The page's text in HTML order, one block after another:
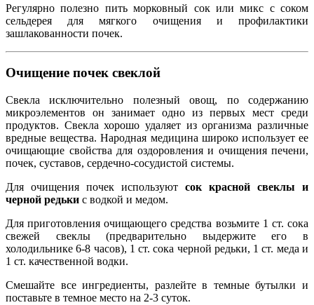
Регулярно полезно пить морковный сок или микс с соком
сельдерея для мягкого очищения и профилактики
зашлакованности почек.
Очищение почек свеклой
Свекла исключительно полезный овощ, по содержанию
микроэлементов он занимает одно из первых мест среди
продуктов. Свекла хорошо удаляет из организма различные
вредные вещества. Народная медицина широко использует ее
очищающие свойства для оздоровления и очищения печени,
почек, суставов, сердечно-сосудистой системы.
Для очищения почек используют сок красной свеклы и
черной редьки с водкой и медом.
Для приготовления очищающего средства возьмите 1 ст. сока
свежей свеклы (предварительно выдержите его в
холодильнике 6-8 часов), 1 ст. сока черной редьки, 1 ст. меда и
1 ст. качественной водки.
Смешайте все ингредиенты, разлейте в темные бутылки и
поставьте в темное место на 2-3 суток.